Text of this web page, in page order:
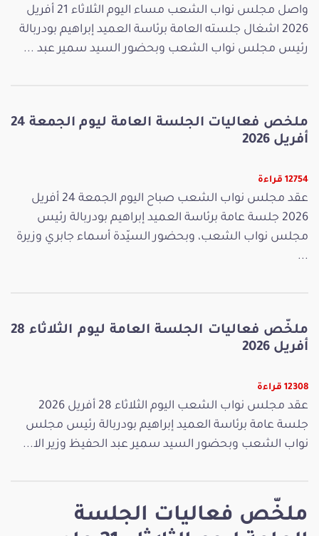
ملخّص فعاليات الجلسة
واصل مجلس نواب الشعب مساء اليوم الثلاثاء 21 أفريل
2026 اشغال جلسته العامة برئاسة العميد إبراهيم بودربالة
رئيس مجلس نواب الشعب وبحضور السيد سمير عبد ...
ملخص فعاليات الجلسة العامة ليوم الجمعة 24
أفريل 2026
12754 قراءة
عقد مجلس نواب الشعب صباح اليوم الجمعة 24 أفريل
2026 جلسة عامة برئاسة العميد إبراهيم بودربالة رئيس
مجلس نواب الشعب، وبحضور السيّدة أسماء جابري وزيرة
...
ملخّص فعاليات الجلسة العامة ليوم الثلاثاء 28
أفريل 2026
12308 قراءة
عقد مجلس نواب الشعب اليوم الثلاثاء 28 أفريل 2026
جلسة عامة برئاسة العميد إبراهيم بودربالة رئيس مجلس
نواب الشعب وبحضور السيد سمير عبد الحفيظ وزير الا...